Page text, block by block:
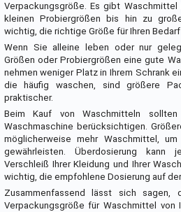
Verpackungsgröße. Es gibt Waschmittel
kleinen Probiergrößen bis hin zu
wichtig, die richtige Größe für Ihren Bedarf
Wenn Sie alleine leben oder nur
Größen oder Probiergrößen eine gute
nehmen weniger Platz in Ihrem Schrank
die häufig waschen, sind größere
praktischer.
Beim Kauf von Waschmitteln
Waschmaschine berücksichtigen.
möglicherweise mehr Waschmittel,
gewährleisten. Überdosierung kann
Verschleiß Ihrer Kleidung und Ihrer
wichtig, die empfohlene Dosierung auf
Zusammenfassend lässt sich
Verpackungsgröße für Waschmittel von